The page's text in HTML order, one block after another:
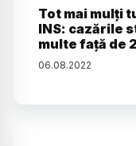
Tot mai mulți
INS: cazările
multe față de
06.08.2022